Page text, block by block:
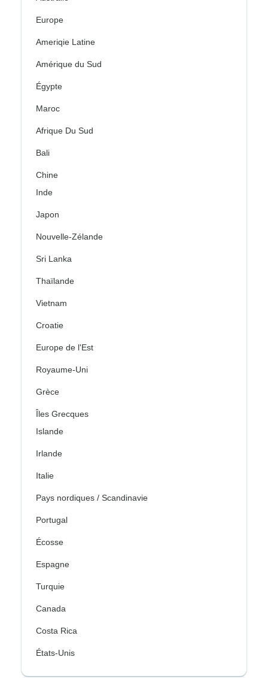
Europe
Ameriqie Latine
Amérique du Sud
Égypte
Maroc
Afrique Du Sud
Bali
Chine
Inde
Japon
Nouvelle-Zélande
Sri Lanka
Thaïlande
Vietnam
Croatie
Europe de l'Est
Royaume-Uni
Grèce
Îles Grecques
Islande
Irlande
Italie
Pays nordiques / Scandinavie
Portugal
Écosse
Espagne
Turquie
Canada
Costa Rica
États-Unis